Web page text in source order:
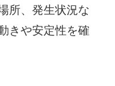
所、発生状況な
きや安定性を確